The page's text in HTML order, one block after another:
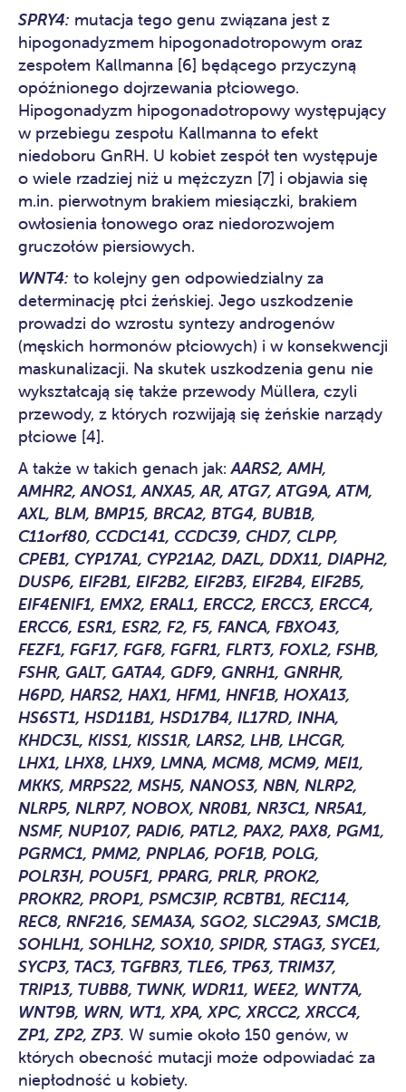
SPRY4: mutacja tego genu związana jest z
hipogonadyzmem hipogonadotropowym oraz
zespołem Kallmanna [6] będącego przyczyną
opóźnionego dojrzewania płciowego.
Hipogonadyzm hipogonadotropowy występujący
w przebiegu zespołu Kallmanna to efekt
niedoboru GnRH. U kobiet zespół ten występuje
o wiele rzadziej niż u mężczyzn [7] i objawia się
m.in. pierwotnym brakiem miesiączki, brakiem
owłosienia łonowego oraz niedorozwojem
gruczołów piersiowych.
WNT4: to kolejny gen odpowiedzialny za
determinację płci żeńskiej. Jego uszkodzenie
prowadzi do wzrostu syntezy androgenów
(męskich hormonów płciowych) i w konsekwencji
maskunalizacji. Na skutek uszkodzenia genu nie
wykształcają się także przewody Müllera, czyli
przewody, z których rozwijają się żeńskie narządy
płciowe [4].
A także w takich genach jak:AARS2, AMH,
AMHR2, ANOS1, ANXA5, AR, ATG7, ATG9A, ATM,
AXL, BLM, BMP15, BRCA2, BTG4, BUB1B,
C11orf80, CCDC141, CCDC39, CHD7, CLPP,
CPEB1, CYP17A1, CYP21A2, DAZL, DDX11, DIAPH2,
DUSP6, EIF2B1, EIF2B2, EIF2B3, EIF2B4, EIF2B5,
EIF4ENIF1, EMX2, ERAL1, ERCC2, ERCC3, ERCC4,
ERCC6, ESR1, ESR2, F2, F5, FANCA, FBXO43,
FEZF1, FGF17, FGF8, FGFR1, FLRT3, FOXL2, FSHB,
FSHR, GALT, GATA4, GDF9, GNRH1, GNRHR,
H6PD, HARS2, HAX1, HFM1, HNF1B, HOXA13,
HS6ST1, HSD11B1, HSD17B4, IL17RD, INHA,
KHDC3L, KISS1, KISS1R, LARS2, LHB, LHCGR,
LHX1, LHX8, LHX9, LMNA, MCM8, MCM9, MEI1,
MKKS, MRPS22, MSH5, NANOS3, NBN, NLRP2,
NLRP5, NLRP7, NOBOX, NR0B1, NR3C1, NR5A1,
NSMF, NUP107, PADI6, PATL2, PAX2, PAX8, PGM1,
PGRMC1, PMM2, PNPLA6, POF1B, POLG,
POLR3H, POU5F1, PPARG, PRLR, PROK2,
PROKR2, PROP1, PSMC3IP, RCBTB1, REC114,
REC8, RNF216, SEMA3A, SGO2, SLC29A3, SMC1B,
SOHLH1, SOHLH2, SOX10, SPIDR, STAG3, SYCE1,
SYCP3, TAC3, TGFBR3, TLE6, TP63, TRIM37,
TRIP13, TUBB8, TWNK, WDR11, WEE2, WNT7A,
WNT9B, WRN, WT1, XPA, XPC, XRCC2, XRCC4,
ZP1, ZP2, ZP3. W sumie około 150 genów, w
których obecność mutacji może odpowiadać za
niepłodność u kobiety.